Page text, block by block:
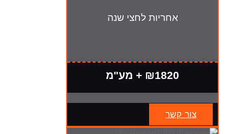
אחריות לחצי שנה
₪1820 + מע"מ
צור קשר